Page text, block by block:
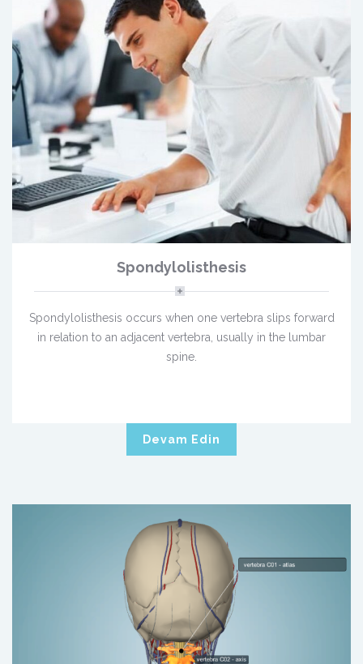
Spondylolisthesis
Spondylolisthesis occurs when one vertebra slips forward
in relation to an adjacent vertebra, usually in the lumbar
spine.
Devam Edin